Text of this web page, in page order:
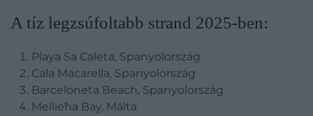
A tíz legzsúfoltabb strand 2025-ben:
Playa Sa Caleta, Spanyolország
Cala Macarella, Spanyolország
Barceloneta Beach, Spanyolország
Mellieħa Bay, Málta